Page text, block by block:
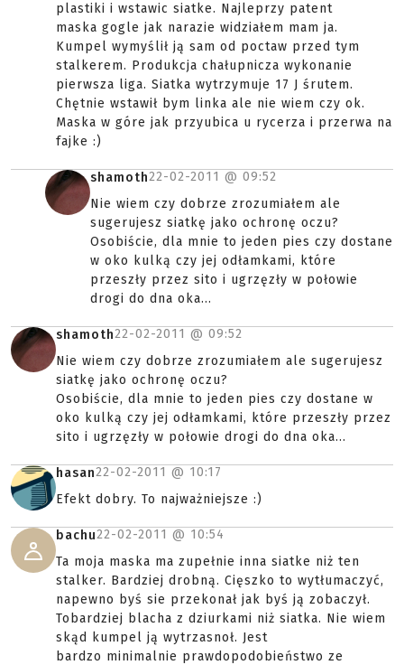
plastiki i wstawic siatke. Najleprzy patent
maska gogle jak narazie widziałem mam ja.
Kumpel wymyślił ją sam od poctaw przed tym
stalkerem. Produkcja chałupnicza wykonanie
pierwsza liga. Siatka wytrzymuje 17 J śrutem.
Chętnie wstawił bym linka ale nie wiem czy ok.
Maska w góre jak przyubica u rycerza i przerwa na
fajke :)
shamoth22-02-2011 @ 09:52
Nie wiem czy dobrze zrozumiałem ale
sugerujesz siatkę jako ochronę oczu?
Osobiście, dla mnie to jeden pies czy dostane
w oko kulką czy jej odłamkami, które
przeszły przez sito i ugrzęzły w połowie
drogi do dna oka...
shamoth22-02-2011 @ 09:52
Nie wiem czy dobrze zrozumiałem ale sugerujesz
siatkę jako ochronę oczu?
Osobiście, dla mnie to jeden pies czy dostane w
oko kulką czy jej odłamkami, które przeszły przez
sito i ugrzęzły w połowie drogi do dna oka...
hasan22-02-2011 @ 10:17
Efekt dobry. To najważniejsze :)
bachu22-02-2011 @ 10:54
Ta moja maska ma zupełnie inna siatke niż ten
stalker. Bardziej drobną. Cięszko to wytłumaczyć,
napewno byś sie przekonał jak byś ją zobaczył.
Tobardziej blacha z dziurkami niż siatka. Nie wiem
skąd kumpel ją wytrzasnoł. Jest
bardzo minimalnie prawdopodobieństwo ze